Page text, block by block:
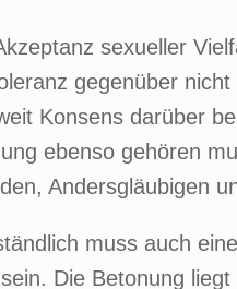
sexueller
gegenüber
Konsens darüber
ebenso gehören
Andersgläubigen
muss auch
Die Betonung